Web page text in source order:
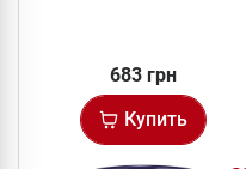
683 грн
Купить